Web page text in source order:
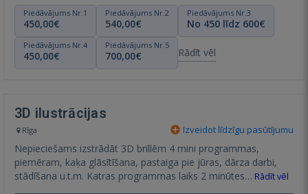
Piedāvājums Nr.1
450,00€
Piedāvājums Nr.2
540,00€
Piedāvājums Nr.3
No 450 līdz 600€
Piedāvājums Nr.4
450,00€
Piedāvājums Nr.5
700,00€ Rādīt vēl
3D ilustrācijas
Rīga Izveidot līdzīgu pasūtījumu
Nepieciešams izstrādāt 3D brillēm 4 mini programmas,
piemēram, kaķa glāsītīšana, pastaiga pie jūras, dārza darbi,
stādīšana u.t.m. Katras programmas laiks 2 minūtes… Rādīt vēl